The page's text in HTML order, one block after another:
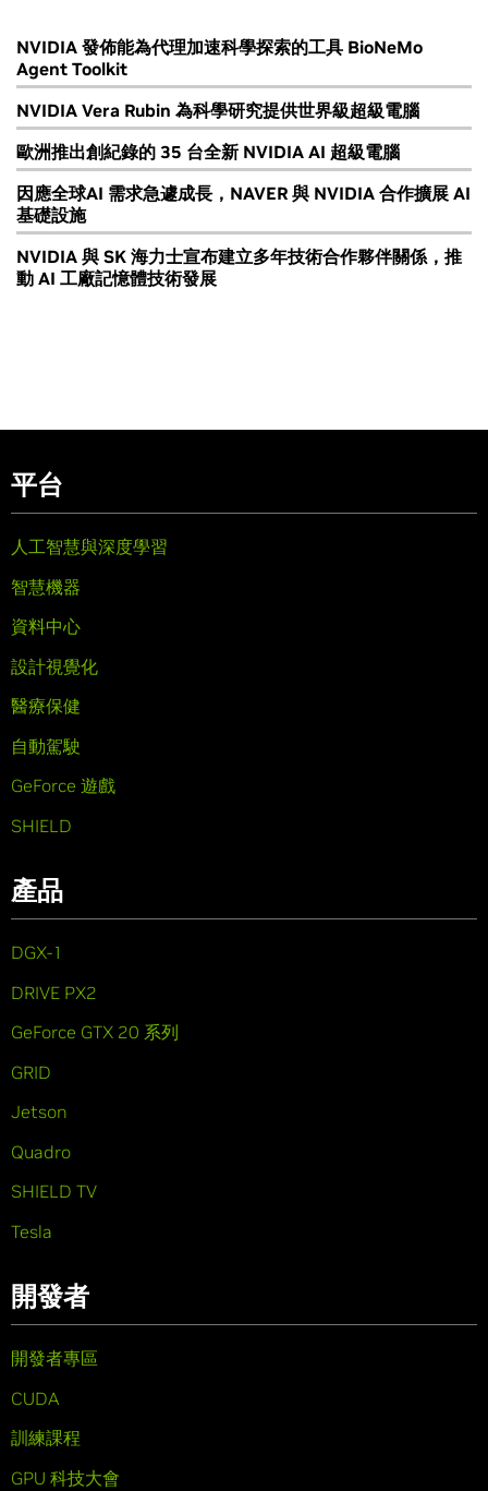
NVIDIA 發佈能為代理加速科學探索的工具 BioNeMo
Agent Toolkit
NVIDIA Vera Rubin 為科學研究提供世界級超級電腦
歐洲推出創紀錄的 35 台全新 NVIDIA AI 超級電腦
因應全球AI 需求急遽成長，NAVER 與 NVIDIA 合作擴展 AI
基礎設施
NVIDIA 與 SK 海力士宣布建立多年技術合作夥伴關係，推
動 AI 工廠記憶體技術發展
平台
人工智慧與深度學習
智慧機器
資料中心
設計視覺化
醫療保健
自動駕駛
GeForce 遊戲
SHIELD
產品
DGX-1
DRIVE PX2
GeForce GTX 20 系列
GRID
Jetson
Quadro
SHIELD TV
Tesla
開發者
開發者專區
CUDA
訓練課程
GPU 科技大會